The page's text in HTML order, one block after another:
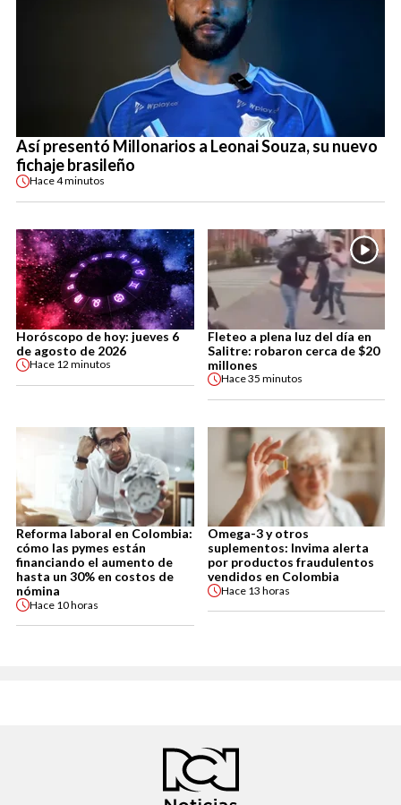
Así presentó Millonarios a Leonai Souza, su nuevo
fichaje brasileño
Hace4 minutos
Horóscopo de hoy: jueves 6
de agosto de 2026
Hace 12 minutos
Fleteo a plena luz del día en
Salitre: robaron cerca de $20
millones
Hace35 minutos
Reforma laboral en Colombia:
cómo las pymes están
financiando el aumento de
hasta un 30% en costos de
nómina
Hace 10 horas
Omega-3 y otros
suplementos: Invima alerta
por productos fraudulentos
vendidos en Colombia
Hace 13 horas